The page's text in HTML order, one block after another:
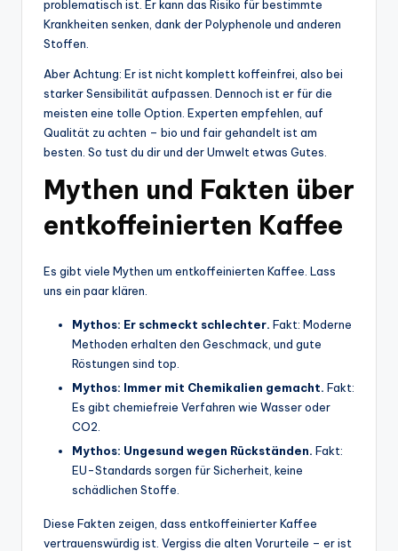
problematisch ist. Er kann das Risiko für bestimmte
Krankheiten senken, dank der Polyphenole und anderen
Stoffen.
Aber Achtung: Er ist nicht komplett koffeinfrei, also bei
starker Sensibilität aufpassen. Dennoch ist er für die
meisten eine tolle Option. Experten empfehlen, auf
Qualität zu achten – bio und fair gehandelt ist am
besten. So tust du dir und der Umwelt etwas Gutes.
Mythen und Fakten über
entkoffeinierten Kaffee
Es gibt viele Mythen um entkoffeinierten Kaffee. Lass
uns ein paar klären.
Mythos: Er schmeckt schlechter. Fakt: Moderne
Methoden erhalten den Geschmack, und gute
Röstungen sind top.
Mythos: Immer mit Chemikalien gemacht. Fakt:
Es gibt chemiefreie Verfahren wie Wasser oder
CO2.
Mythos: Ungesund wegen Rückständen. Fakt:
EU-Standards sorgen für Sicherheit, keine
schädlichen Stoffe.
Diese Fakten zeigen, dass entkoffeinierter Kaffee
vertrauenswürdig ist. Vergiss die alten Vorurteile – er ist